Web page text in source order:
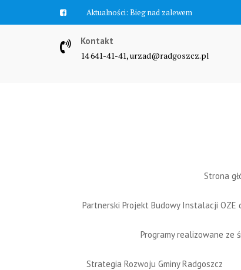
Aktualności: Zawyją syreny
Kontakt
14 641-41-41, urzad@radgoszcz.pl
Strona
Partnerski Projekt Budowy Instalacji OZE
Programy realizowane ze
Strategia Rozwoju Gminy Radgoszcz